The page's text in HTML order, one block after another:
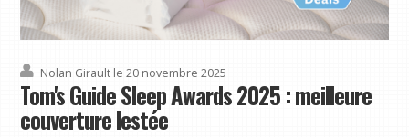
Nolan Girault le 20 novembre 2025
Tom's Guide Sleep Awards 2025 : meilleure
couverture lestée